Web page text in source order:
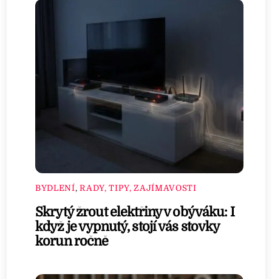
BYDLENÍ,RADY, TIPY, ZAJÍMAVOSTI
Skrytý žrout elektřiny v obýváku: I
když je vypnutý, stojí vás stovky
korun ročně